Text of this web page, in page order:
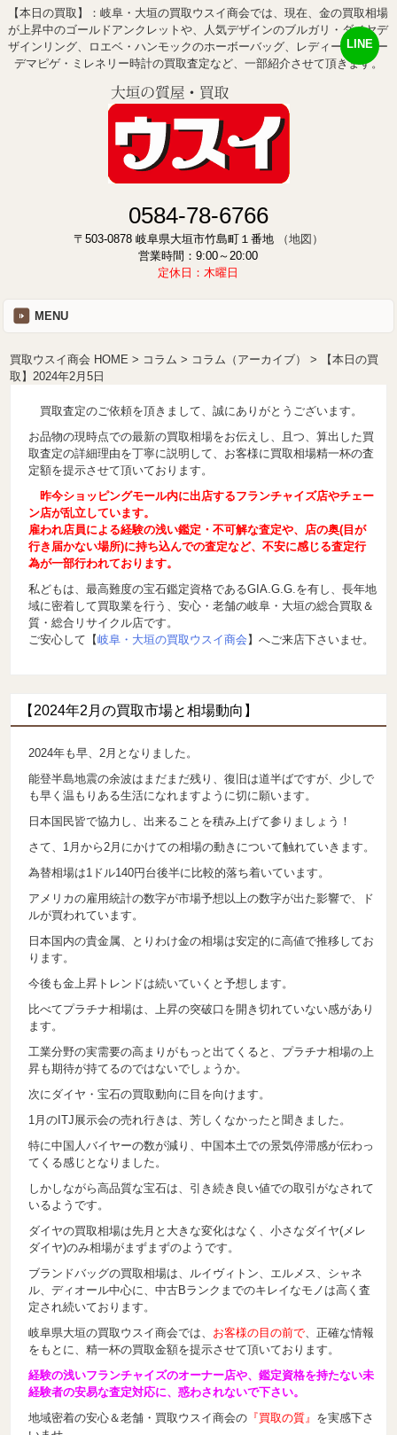
【本日の買取】：岐阜・大垣の買取ウスイ商会では、現在、金の買取相場
が上昇中のゴールドアンクレットや、人気デザインのブルガリ・ダイヤデ
ザインリング、ロエベ・ハンモックのホーボーバッグ、レディースのオー
デマピゲ・ミレネリー時計の買取査定など、一部紹介させて頂きます。
0584-78-6766
〒503-0878 岐阜県大垣市竹島町１番地
（地図）
営業時間：9:00～20:00
定休日：木曜日
MENU
買取ウスイ商会 HOME コラム コラム（アーカイブ）
【本日の買
取】2024年2月5日
買取査定のご依頼を頂きまして、誠にありがとうございます。
お品物の現時点での最新の買取相場をお伝えし、且つ、算出した買
取査定の詳細理由を丁寧に説明して、お客様に買取相場精一杯の査
定額を提示させて頂いております。
昨今ショッピングモール内に出店するフランチャイズ店やチェー
ン店が乱立しています。
雇われ店員による経験の浅い鑑定・不可解な査定や、店の奥(目が
行き届かない場所)に持ち込んでの査定など、不安に感じる査定行
為が一部行われております。
私どもは、最高難度の宝石鑑定資格であるGIA.G.G.を有し、長年地
域に密着して買取業を行う、安心・老舗の岐阜・大垣の総合買取＆
質・総合リサイクル店です。
ご安心して【岐阜・大垣の買取ウスイ商会 】へご来店下さいませ。
【2024年2月の買取市場と相場動向】
2024年も早、2月となりました。
能登半島地震の余波はまだまだ残り、復旧は道半ばですが、少しで
も早く温もりある生活になれますように切に願います。
日本国民皆で協力し、出来ることを積み上げて参りましょう！
さて、1月から2月にかけての相場の動きについて触れていきます。
為替相場は1ドル140円台後半に比較的落ち着いています。
アメリカの雇用統計の数字が市場予想以上の数字が出た影響で、ド
ルが買われています。
日本国内の貴金属、とりわけ金の相場は安定的に高値で推移してお
ります。
今後も金上昇トレンドは続いていくと予想します。
比べてプラチナ相場は、上昇の突破口を開き切れていない感があり
ます。
工業分野の実需要の高まりがもっと出てくると、プラチナ相場の上
昇も期待が持てるのではないでしょうか。
次にダイヤ・宝石の買取動向に目を向けます。
1月のITJ展示会の売れ行きは、芳しくなかったと聞きました。
特に中国人バイヤーの数が減り、中国本土での景気停滞感が伝わっ
てくる感じとなりました。
しかしながら高品質な宝石は、引き続き良い値での取引がなされて
いるようです。
ダイヤの買取相場は先月と大きな変化はなく、小さなダイヤ(メレ
ダイヤ)のみ相場がまずまずのようです。
ブランドバッグの買取相場は、ルイヴィトン、エルメス、シャネ
ル、ディオール中心に、中古Bランクまでのキレイなモノは高く査
定され続いております。
岐阜県大垣の買取ウスイ商会では、 お客様の目の前で、正確な情報
をもとに、精一杯の買取金額を提示させて頂いております。
経験の浅いフランチャイズのオーナー店や、鑑定資格を持たない未
経験者の安易な査定対応に、惑わされないで下さい。
地域密着の安心＆老舗・買取ウスイ商会の 『買取の質』 を実感下さ
LINE